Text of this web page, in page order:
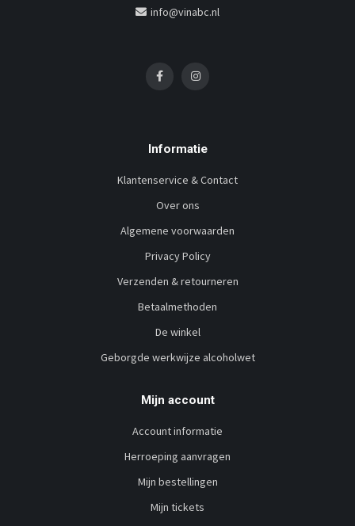
info@vinabc.nl
Informatie
Klantenservice & Contact
Over ons
Algemene voorwaarden
Privacy Policy
Verzenden & retourneren
Betaalmethoden
De winkel
Geborgde werkwijze alcoholwet
Mijn account
Account informatie
Herroeping aanvragen
Mijn bestellingen
Mijn tickets